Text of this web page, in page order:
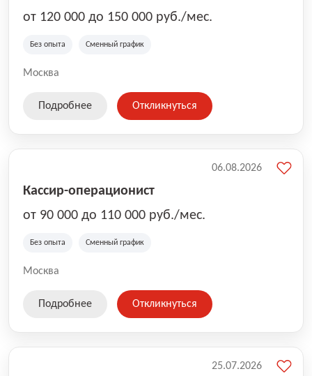
от 120 000 до 150 000 руб./мес.
Без опыта Сменный график
Москва
Подробнее Откликнуться
Кассир-операционист
от 90 000 до 110 000 руб./мес.
Без опыта Сменный график
Москва
06.08.2026
Подробнее Откликнуться
25.07.2026